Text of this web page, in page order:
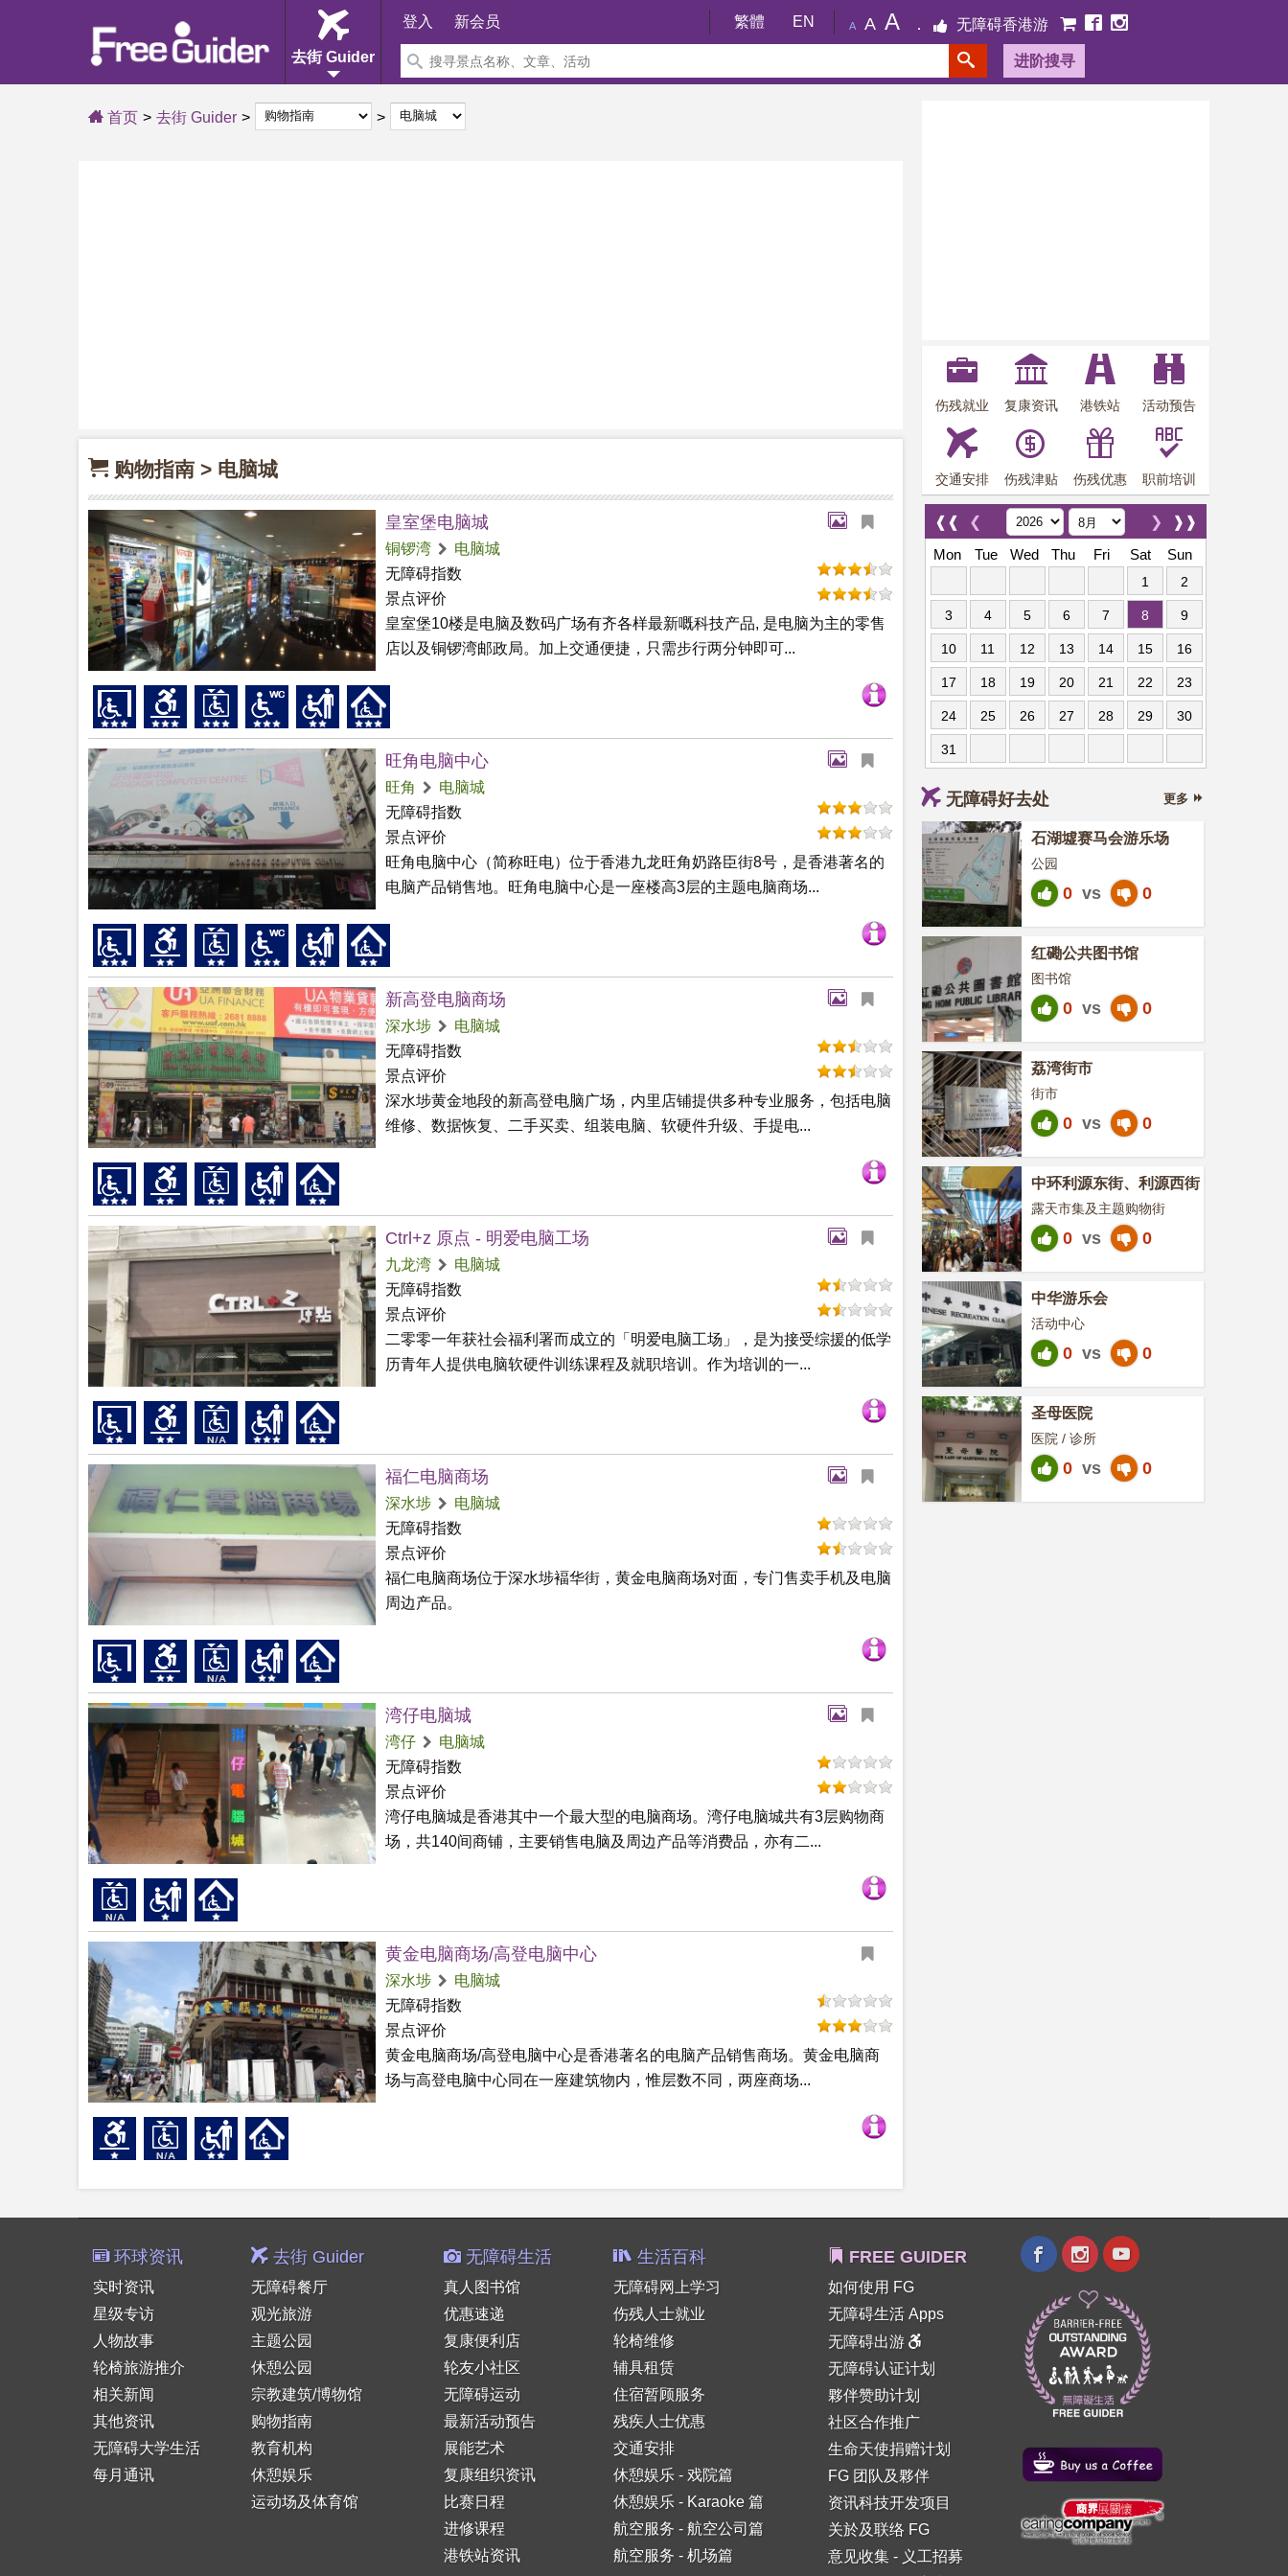
去街 Guider
登入 新会员 繁體 EN A A A 无障碍香港游
进阶搜寻
首页 去街 Guider
购物指南 > 电脑城
皇室堡电脑城
铜锣湾
电脑城
无障碍指数
景点评价
皇室堡10楼是电脑及数码广场有齐各样最新嘅科技产品, 是电脑为主的零售
店以及铜锣湾邮政局。加上交通便捷，只需步行两分钟即可...
旺角电脑中心
旺角
电脑城
无障碍指数
景点评价
旺角电脑中心（简称旺电）位于香港九龙旺角奶路臣街8号，是香港著名的
电脑产品销售地。旺角电脑中心是一座楼高3层的主题电脑商场...
新高登电脑商场
深水埗
电脑城
无障碍指数
景点评价
深水埗黄金地段的新高登电脑广场，内里店铺提供多种专业服务，包括电脑
维修、数据恢复、二手买卖、组装电脑、软硬件升级、手提电...
Ctrl+z 原点 - 明爱电脑工场
九龙湾
电脑城
无障碍指数
景点评价
二零零一年获社会福利署而成立的「明爱电脑工场」，是为接受综援的低学
历青年人提供电脑软硬件训练课程及就职培训。作为培训的一...
福仁电脑商场
深水埗
电脑城
无障碍指数
景点评价
福仁电脑商场位于深水埗褔华街，黄金电脑商场对面，专门售卖手机及电脑
周边产品。
湾仔电脑城
湾仔
电脑城
无障碍指数
景点评价
湾仔电脑城是香港其中一个最大型的电脑商场。湾仔电脑城共有3层购物商
场，共140间商铺，主要销售电脑及周边产品等消费品，亦有二...
黄金电脑商场/高登电脑中心
深水埗
电脑城
无障碍指数
景点评价
黄金电脑商场/高登电脑中心是香港著名的电脑产品销售商场。黄金电脑商
场与高登电脑中心同在一座建筑物内，惟层数不同，两座商场...
伤残就业 复康资讯 港铁站 活动预告
交通安排 伤残津贴 伤残优惠 职前培训
❰❰ ❮ ❱❱
❯
Mon
Tue Wed Thu Fri Sat Sun
1 2
3 4 5 6 7 8 9
10 11 12 13 14 15 16
17 18 19 20 21 22 23
24 25 26 27 28 29 30
31
无障碍好去处 更多
石湖墟赛马会游乐场
公园
0 vs 0
红磡公共图书馆
图书馆
0 vs 0
荔湾街市
街市
0 vs 0
中环利源东街、利源西街
露天市集及主题购物街
0 vs 0
中华游乐会
活动中心
0 vs 0
圣母医院
医院 / 诊所
0 vs 0
环球资讯
实时资讯
星级专访
人物故事
轮椅旅游推介
相关新闻
其他资讯
无障碍大学生活
每月通讯
去街 Guider
无障碍餐厅
观光旅游
主题公园
休憩公园
宗教建筑/博物馆
购物指南
教育机构
休憩娱乐
运动场及体育馆
无障碍生活
真人图书馆
优惠速递
复康便利店
轮友小社区
无障碍运动
最新活动预告
展能艺术
复康组织资讯
比赛日程
进修课程
港铁站资讯
生活百科
无障碍网上学习
伤残人士就业
轮椅维修
辅具租赁
住宿暂顾服务
残疾人士优惠
交通安排
休憩娱乐 - 戏院篇
休憩娱乐 - Karaoke 篇
航空服务 - 航空公司篇
航空服务 - 机场篇
FREE GUIDER
如何使用 FG
无障碍生活 Apps
无障碍出游
无障碍认证计划
夥伴赞助计划
社区合作推广
生命天使捐赠计划
FG 团队及夥伴
资讯科技开发项目
关於及联络 FG
意见收集- 义工招募